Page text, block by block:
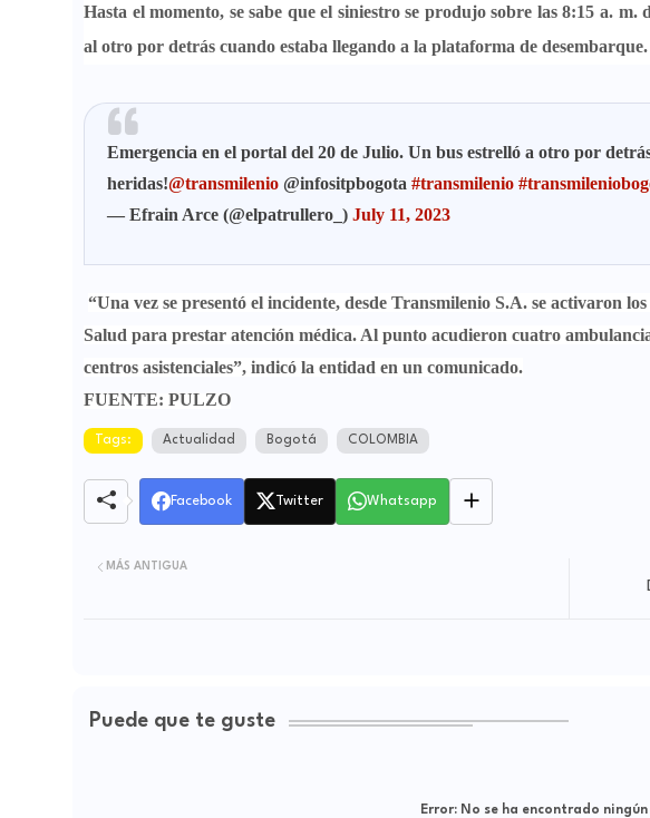
Hasta el momento, se sabe que el siniestro se produjo sobre las 8:15 a. m.
al otro por detrás cuando estaba llegando a la plataforma de desembarque.
Emergencia en el portal del 20 de Julio. Un bus estrelló a otro por
heridas!@transmilenio @infositpbogota #transmilenio
— Efrain Arce (@elpatrullero_) July 11, 2023
“Una vez se presentó el incidente, desde Transmilenio S.A. se activaron
Salud para prestar atención médica. Al punto acudieron cuatro
centros asistenciales”, indicó la entidad en un comunicado.
FUENTE: PULZO
Tags: Actualidad Bogotá COLOMBIA
Facebook Twitter Whatsapp
MÁS ANTIGUA
Puede que te guste
Error: No se ha encontrado